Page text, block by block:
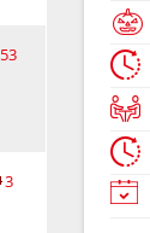
53
3